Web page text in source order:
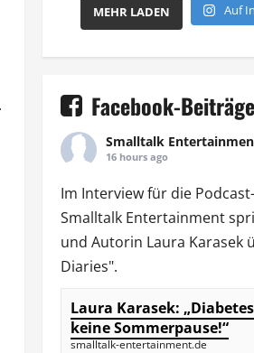
MEHR LADEN Auf
Facebook-Beiträge
Smalltalk
16 hours ago
Im Interview für die
Smalltalk Entertainment
und Autorin Laura Karasek
Diaries".
Laura Karasek:
keine Sommerpause!“
smalltalk-entertainment.de